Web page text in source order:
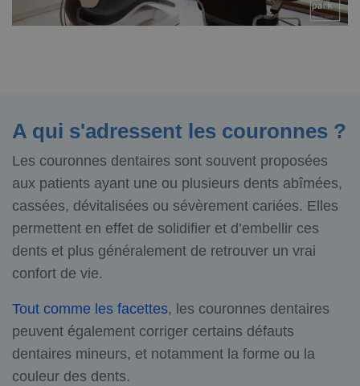
A qui s'adressent les couronnes ?
Les couronnes dentaires sont souvent proposées
aux patients ayant une ou plusieurs dents abîmées,
cassées, dévitalisées ou sévèrement cariées. Elles
permettent en effet de solidifier et d’embellir ces
dents et plus généralement de retrouver un vrai
confort de vie.
Tout comme les facettes, les couronnes dentaires
peuvent également corriger certains défauts
dentaires mineurs, et notamment la forme ou la
couleur des dents.